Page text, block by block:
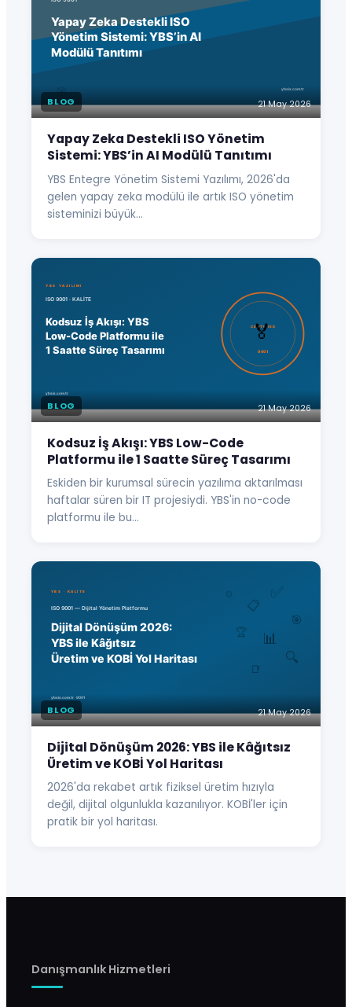
BLOG 21 May 2026
Yapay Zeka Destekli ISO Yönetim
Sistemi: YBS’in AI Modülü Tanıtımı
YBS Entegre Yönetim Sistemi Yazılımı, 2026'da
gelen yapay zeka modülü ile artık ISO yönetim
sisteminizi büyük…
BLOG 21 May 2026
Kodsuz İş Akışı: YBS Low-Code
Platformu ile 1 Saatte Süreç Tasarımı
Eskiden bir kurumsal sürecin yazılıma aktarılması
haftalar süren bir IT projesiydi. YBS'in no-code
platformu ile bu…
BLOG 21 May 2026
Dijital Dönüşüm 2026: YBS ile Kâğıtsız
Üretim ve KOBİ Yol Haritası
2026'da rekabet artık fiziksel üretim hızıyla
değil, dijital olgunlukla kazanılıyor. KOBİ'ler için
pratik bir yol haritası.
Danışmanlık Hizmetleri